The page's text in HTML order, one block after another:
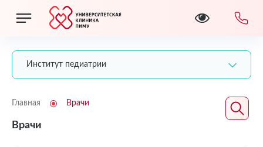
Институт педиатрии
Главная Врачи
Врачи